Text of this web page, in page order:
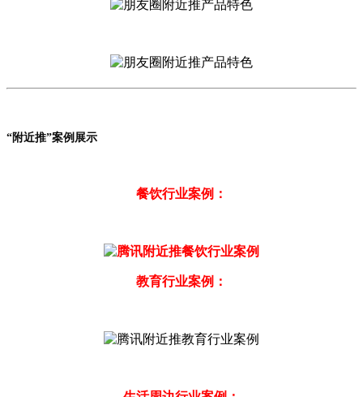
“附近推”案例展示
餐饮行业案例：
教育行业案例：